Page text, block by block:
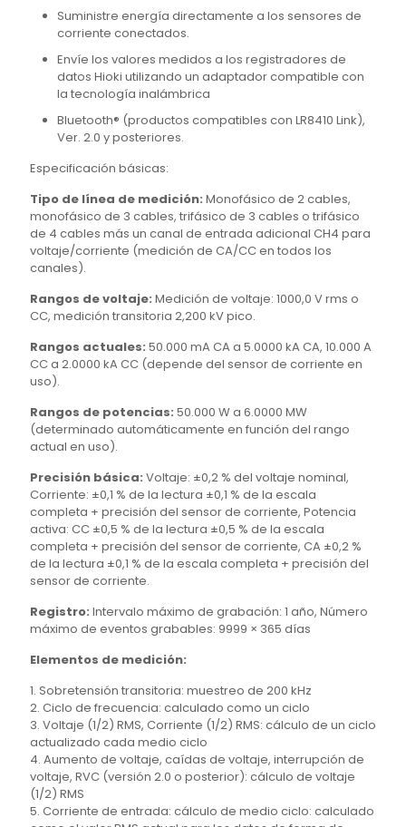
Suministre energía directamente a los sensores de
corriente conectados.
Envíe los valores medidos a los registradores de
datos Hioki utilizando un adaptador compatible con
la tecnología inalámbrica
Bluetooth® (productos compatibles con LR8410 Link),
Ver. 2.0 y posteriores.
Especificación básicas:
Tipo de línea de medición: Monofásico de 2 cables,
monofásico de 3 cables, trifásico de 3 cables o trifásico
de 4 cables más un canal de entrada adicional CH4 para
voltaje/corriente (medición de CA/CC en todos los
canales).
Rangos de voltaje: Medición de voltaje: 1000,0 V rms o
CC, medición transitoria 2,200 kV pico.
Rangos actuales: 50.000 mA CA a 5.0000 kA CA, 10.000 A
CC a 2.0000 kA CC (depende del sensor de corriente en
uso).
Rangos de potencias: 50.000 W a 6.0000 MW
(determinado automáticamente en función del rango
actual en uso).
Precisión básica: Voltaje: ±0,2 % del voltaje nominal,
Corriente: ±0,1 % de la lectura ±0,1 % de la escala
completa + precisión del sensor de corriente, Potencia
activa: CC ±0,5 % de la lectura ±0,5 % de la escala
completa + precisión del sensor de corriente, CA ±0,2 %
de la lectura ±0,1 % de la escala completa + precisión del
sensor de corriente.
Registro: Intervalo máximo de grabación: 1 año, Número
máximo de eventos grabables: 9999 × 365 días
Elementos de medición:
1. Sobretensión transitoria: muestreo de 200 kHz
2. Ciclo de frecuencia: calculado como un ciclo
3. Voltaje (1/2) RMS, Corriente (1/2) RMS: cálculo de un ciclo
actualizado cada medio ciclo
4. Aumento de voltaje, caídas de voltaje, interrupción de
voltaje, RVC (versión 2.0 o posterior): cálculo de voltaje
(1/2) RMS
5. Corriente de entrada: cálculo de medio ciclo: calculado